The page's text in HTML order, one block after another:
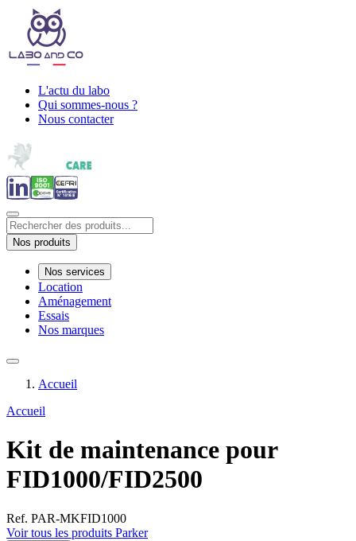
L'actu du labo
Qui sommes-nous ?
Nous contacter
Nos produits
Nos services
Location
Aménagement
Essais
Nos marques
Accueil
Accueil
Kit de maintenance pour
FID1000/FID2500
Ref. PAR-MKFID1000
Voir tous les produits Parker